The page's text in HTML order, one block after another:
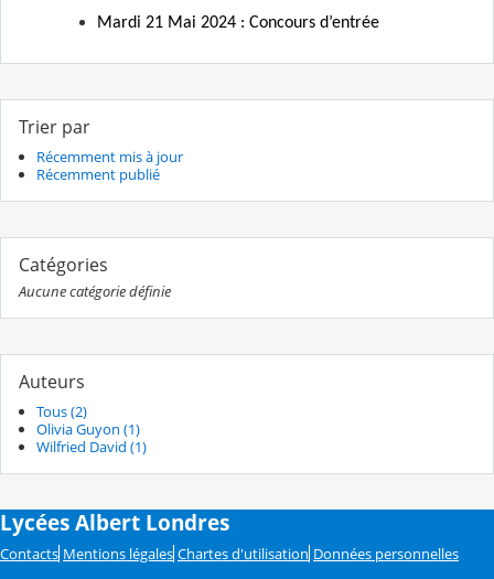
Mardi 21 Mai 2024 : Concours d’entrée
Trier par
Récemment mis à jour
Récemment publié
Catégories
Aucune catégorie définie
Auteurs
Tous (2)
Olivia Guyon (1)
Wilfried David (1)
Lycées Albert Londres
Contacts Mentions légales Chartes d'utilisation Données personnelles